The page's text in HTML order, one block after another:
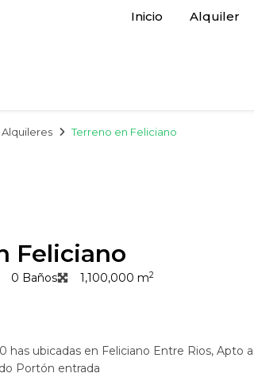
Inicio Alquiler
Alquileres Terreno en Feliciano
Feliciano
0 Baños 1,100,000 m2
has ubicadas en Feliciano Entre Rios, Apto
Portón entrada